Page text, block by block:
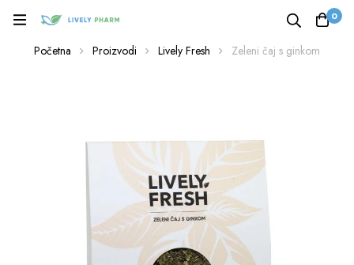
0
Početna Proizvodi Lively Fresh Zeleni čaj s ginkom